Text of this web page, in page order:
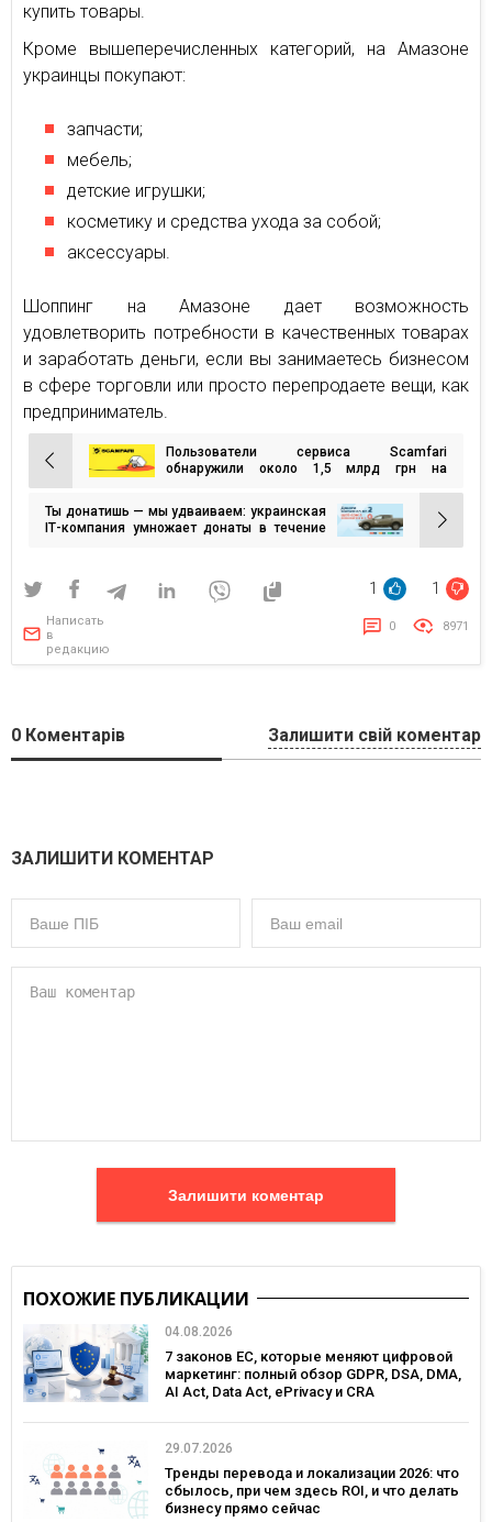
купить товары.
Кроме вышеперечисленных категорий, на Амазоне
украинцы покупают:
запчасти;
мебель;
детские игрушки;
косметику и средства ухода за собой;
аксессуары.
Шоппинг на Амазоне дает возможность
удовлетворить потребности в качественных товарах
и заработать деньги, если вы занимаетесь бизнесом
в сфере торговли или просто перепродаете вещи, как
предприниматель.
Навигация
по
записям
Пользователи сервиса Scamfari
обнаружили около 1,5 млрд грн на
спонсированием российской военной
агрессии
Ты донатишь — мы удваиваем: украинская
ІТ-компания умножает донаты в течение
1 1
Написать
в
редакцию
0 8971
0 Коментарів Залишити свій коментар
ЗАЛИШИТИ КОМЕНТАР
Залишити коментар
ПОХОЖИЕ ПУБЛИКАЦИИ
04.08.2026
7 законов ЕС, которые меняют цифровой
маркетинг: полный обзор GDPR, DSA, DMA,
AI Act, Data Act, ePrivacy и CRA
29.07.2026
Тренды перевода и локализации 2026: что
сбылось, при чем здесь ROI, и что делать
бизнесу прямо сейчас